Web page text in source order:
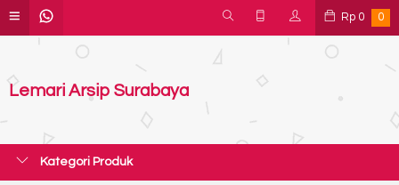
Rp 0 0
Lemari Arsip Surabaya
Kategori Produk